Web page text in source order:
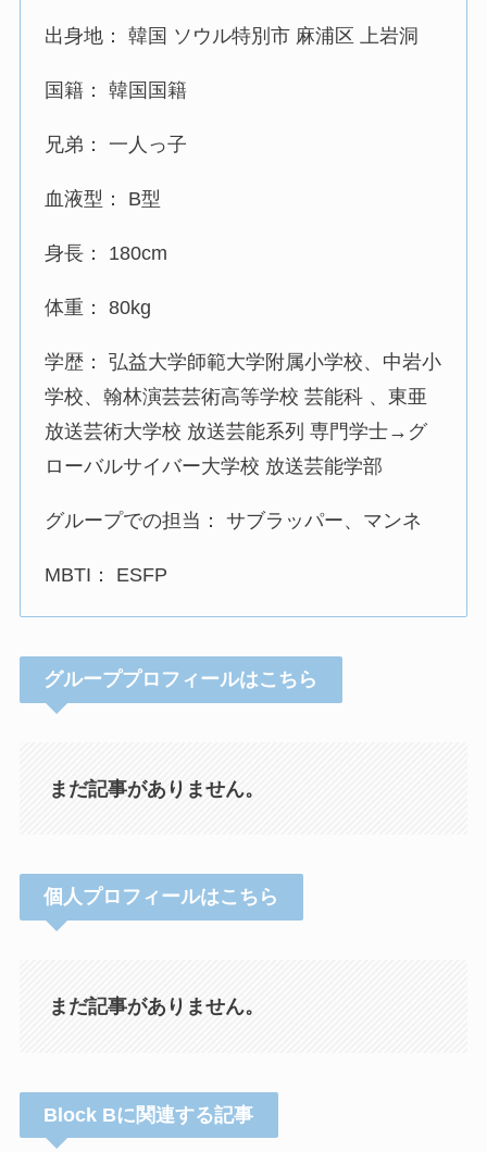
出身地： 韓国 ソウル特別市 麻浦区 上岩洞
国籍： 韓国国籍
兄弟： 一人っ子
血液型： B型
身長： 180cm
体重： 80kg
学歴： 弘益大学師範大学附属小学校、中岩小
学校、翰林演芸芸術高等学校 芸能科 、東亜
放送芸術大学校 放送芸能系列 専門学士→グ
ローバルサイバー大学校 放送芸能学部
グループでの担当： サブラッパー、マンネ
MBTI： ESFP
グループプロフィールはこちら
まだ記事がありません。
個人プロフィールはこちら
まだ記事がありません。
Block Bに関連する記事